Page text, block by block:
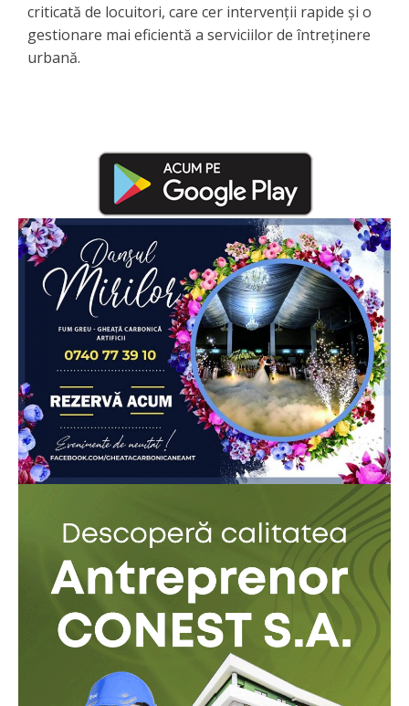
criticată de locuitori, care cer intervenții rapide și o
gestionare mai eficientă a serviciilor de întreținere
urbană.